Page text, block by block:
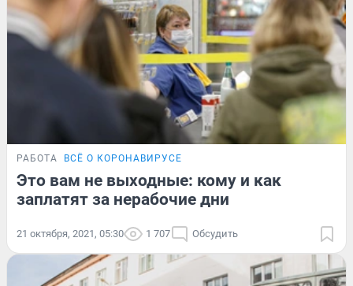
РАБОТА ВСЁ О КОРОНАВИРУСЕ
Это вам не выходные: кому и как
заплатят за нерабочие дни
21 октября, 2021, 05:30 1 707 Обсудить